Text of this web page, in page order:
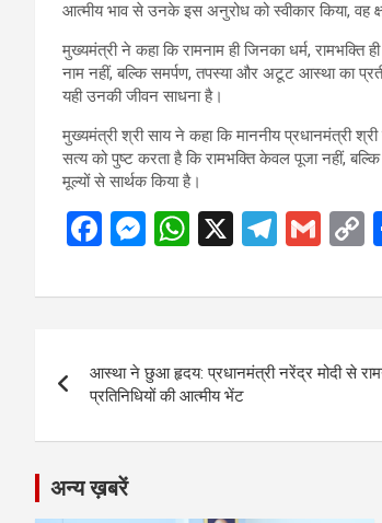
आत्मीय भाव से उनके इस अनुरोध को स्वीकार किया, वह
मुख्यमंत्री ने कहा कि रामनाम ही जिनका धर्म,
नाम नहीं, बल्कि समर्पण, तपस्या और अटूट आस्था का
यही उनकी जीवन साधना है।
मुख्यमंत्री श्री साय ने कहा कि माननीय प्रधानमंत्री
सत्य को पुष्ट करता है कि रामभक्ति केवल पूजा नहीं,
मूल्यों से सार्थक किया है।
F
ce
o
o
k
M
se
g
er
W
at
A
p
p
X
T
e
a
G
ail
n
navigation
आस्था ने छुआ हृदय: प्रधानमंत्री नरेंद्र मोदी से
प्रतिनिधियों की आत्मीय भेंट
अन्य ख़बरें